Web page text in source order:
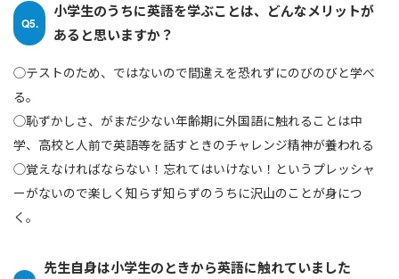
Q5.
小学生のうちに英語を学ぶことは、どんなメリットが
あると思いますか？
◯テストのため、ではないので間違えを恐れずにのびのびと学べ
る。
◯恥ずかしさ、がまだ少ない年齢期に外国語に触れることは中
学、高校と人前で英語等を話すときのチャレンジ精神が養われる
◯覚えなければならない！忘れてはいけない！というプレッシャ
ーがないので楽しく知らず知らずのうちに沢山のことが身につ
く。
先生自身は小学生のときから英語に触れていました